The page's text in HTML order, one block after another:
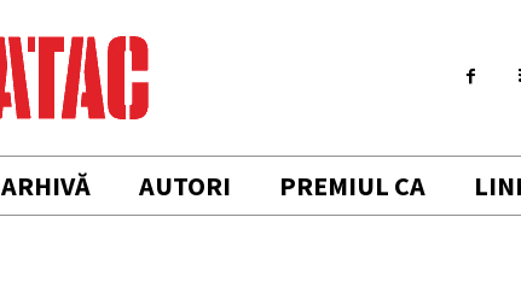
ARHIVĂ AUTORI PREMIUL CA